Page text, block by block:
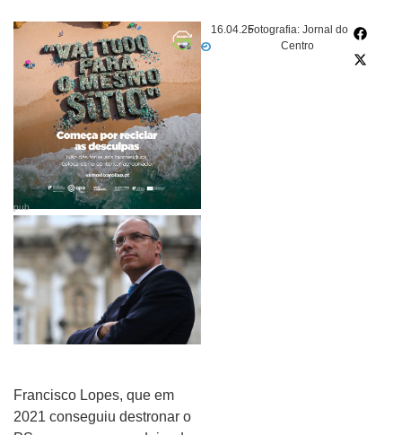
16.04.25Fotografia: Jornal do
Centro
pub
Francisco Lopes, que em
2021 conseguiu destronar o